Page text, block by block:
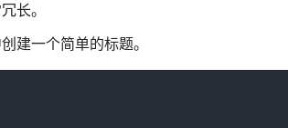
长。
建一个简单的标题。